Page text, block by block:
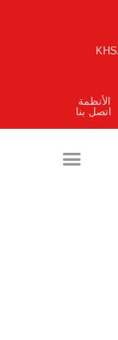
الأنظمة
اتصل بنا